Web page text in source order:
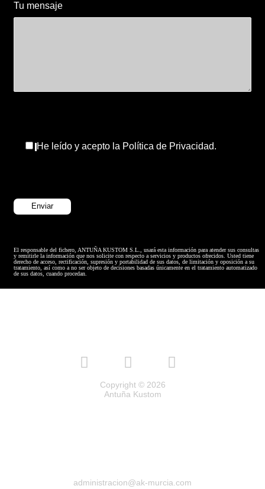
Tu mensaje
He leído y acepto la Política de Privacidad.
El responsable del fichero, ANTUÑA KUSTOM S.L., usará esta información para atender sus consultas
y remitirle la información que nos solicite con respecto a servicios y productos ofrecidos. Usted tiene
derecho de acceso, rectificación, supresión y portabilidad de sus datos, de limitación y oposición a su
tratamiento, así como a no ser objeto de decisiones basadas únicamente en el tratamiento automatizado
de sus datos, cuando procedan.
Copyright © 2026
Antuña Kustom
administracion@ak-murcia.com